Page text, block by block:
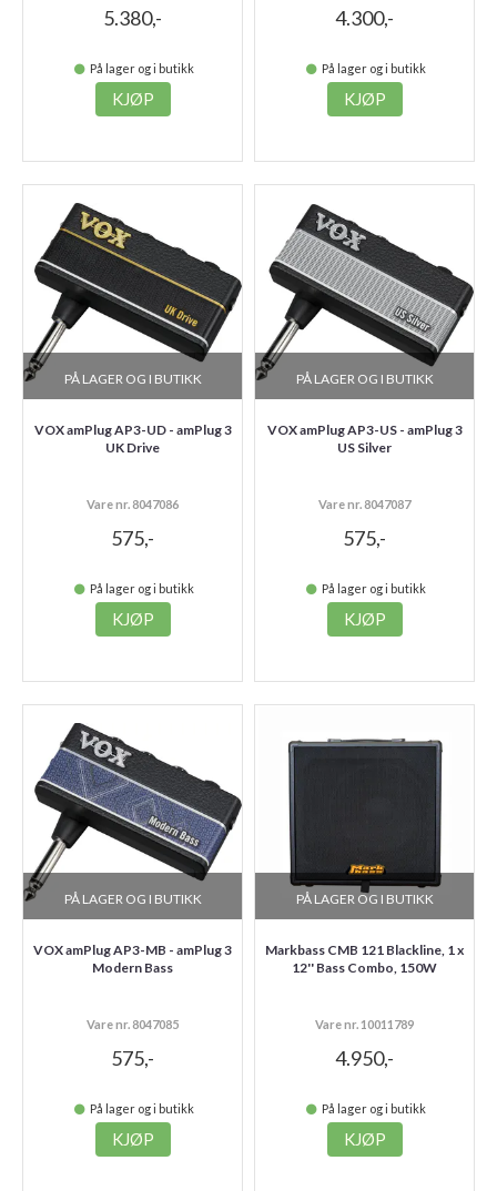
5.380,-
På lager og i butikk
KJØP
4.300,-
På lager og i butikk
KJØP
PÅ LAGER OG I BUTIKK
VOX amPlug AP3-UD - amPlug 3
UK Drive
Vare nr. 8047086
575,-
På lager og i butikk
KJØP
PÅ LAGER OG I BUTIKK
VOX amPlug AP3-US - amPlug 3
US Silver
Vare nr. 8047087
575,-
På lager og i butikk
KJØP
PÅ LAGER OG I BUTIKK
VOX amPlug AP3-MB - amPlug 3
Modern Bass
Vare nr. 8047085
575,-
På lager og i butikk
KJØP
PÅ LAGER OG I BUTIKK
Markbass CMB 121 Blackline, 1 x
12'' Bass Combo, 150W
Vare nr. 10011789
4.950,-
På lager og i butikk
KJØP